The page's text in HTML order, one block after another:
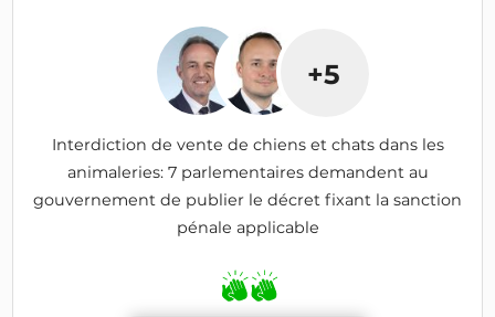
+5
Interdiction de vente de chiens et chats dans les
animaleries: 7 parlementaires demandent au
gouvernement de publier le décret fixant la sanction
pénale applicable